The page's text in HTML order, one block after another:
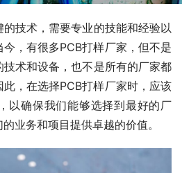
技术，需要专业的技能和经验以
，有很多PCB打样厂家，但不是
术和设备，也不是所有的厂家都
，在选择PCB打样厂家时，应该
以确保我们能够选择到最好的厂
业务和项目提供卓越的价值。